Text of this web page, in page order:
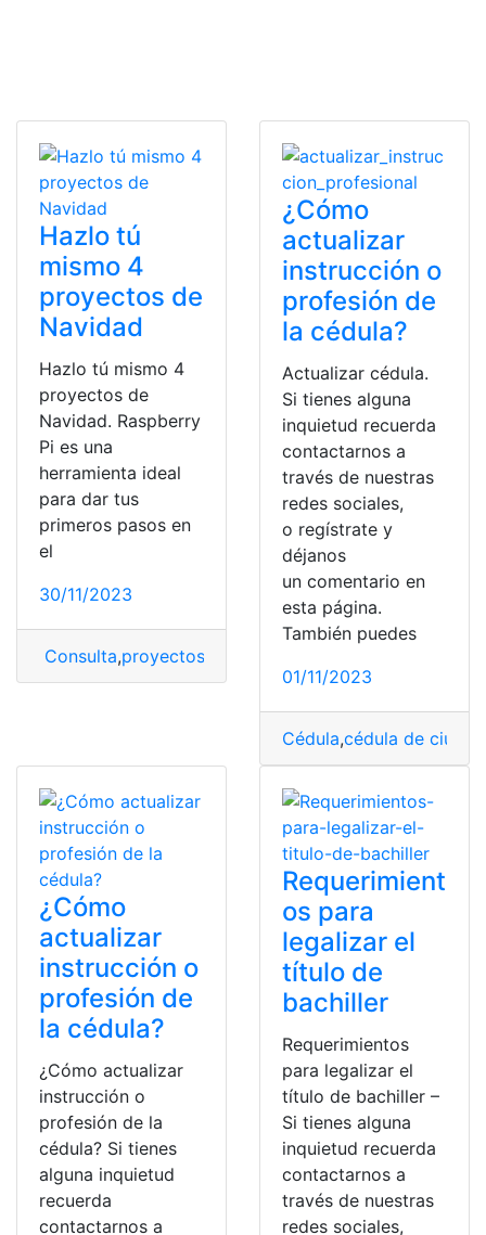
Hazlo tú
mismo 4
proyectos de
Navidad
Hazlo tú mismo 4
proyectos de
Navidad. Raspberry
Pi es una
herramienta ideal
para dar tus
primeros pasos en
el
30/11/2023
Consulta,proyectos
¿Cómo
actualizar
instrucción o
profesión de
la cédula?
Actualizar cédula.
Si tienes alguna
inquietud recuerda
contactarnos a
través de nuestras
redes sociales,
o regístrate y
déjanos
un comentario en
esta página.
También puedes
01/11/2023
Cédula,cédula de
¿Cómo
actualizar
instrucción o
profesión de
la cédula?
¿Cómo actualizar
instrucción o
profesión de la
cédula? Si tienes
alguna inquietud
recuerda
contactarnos a
Requerimient
os para
legalizar el
título de
bachiller
Requerimientos
para legalizar el
título de bachiller –
Si tienes alguna
inquietud recuerda
contactarnos a
través de nuestras
redes sociales,